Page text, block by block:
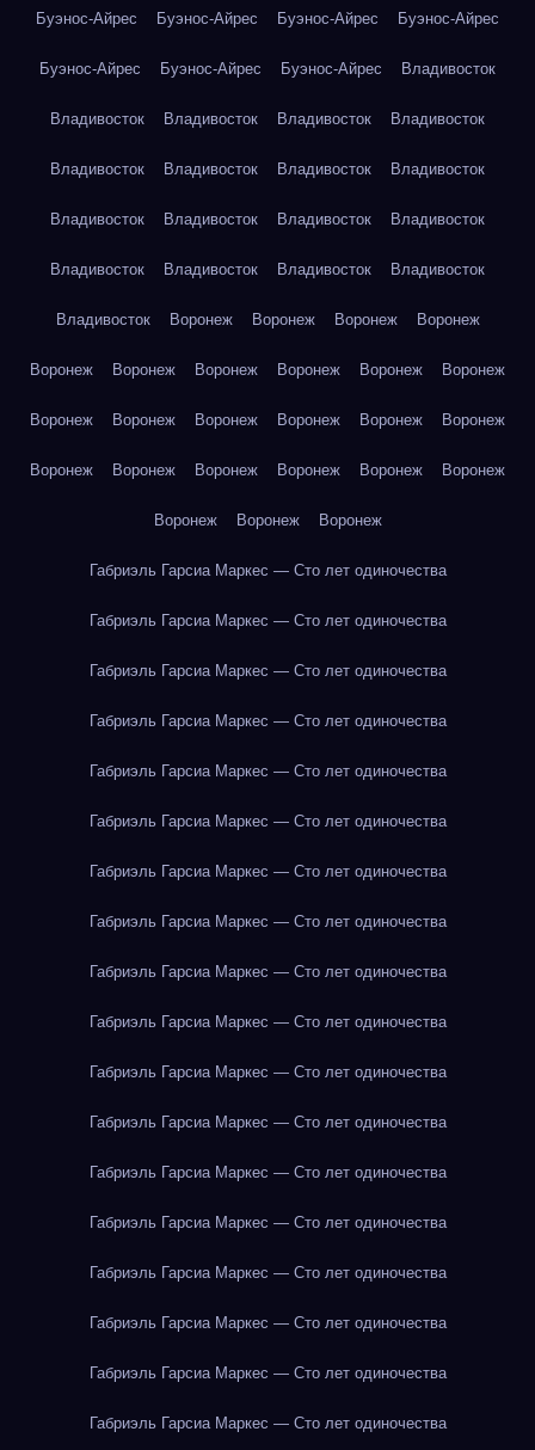
Буэнос-Айрес Буэнос-Айрес Буэнос-Айрес Буэнос-Айрес
Буэнос-Айрес Буэнос-Айрес Буэнос-Айрес Владивосток
Владивосток Владивосток Владивосток Владивосток
Владивосток Владивосток Владивосток Владивосток
Владивосток Владивосток Владивосток Владивосток
Владивосток Владивосток Владивосток Владивосток
Владивосток Воронеж Воронеж Воронеж Воронеж
Воронеж Воронеж Воронеж Воронеж Воронеж Воронеж
Воронеж Воронеж Воронеж Воронеж Воронеж Воронеж
Воронеж Воронеж Воронеж Воронеж Воронеж Воронеж
Воронеж Воронеж Воронеж
Габриэль Гарсиа Маркес — Сто лет одиночества
Габриэль Гарсиа Маркес — Сто лет одиночества
Габриэль Гарсиа Маркес — Сто лет одиночества
Габриэль Гарсиа Маркес — Сто лет одиночества
Габриэль Гарсиа Маркес — Сто лет одиночества
Габриэль Гарсиа Маркес — Сто лет одиночества
Габриэль Гарсиа Маркес — Сто лет одиночества
Габриэль Гарсиа Маркес — Сто лет одиночества
Габриэль Гарсиа Маркес — Сто лет одиночества
Габриэль Гарсиа Маркес — Сто лет одиночества
Габриэль Гарсиа Маркес — Сто лет одиночества
Габриэль Гарсиа Маркес — Сто лет одиночества
Габриэль Гарсиа Маркес — Сто лет одиночества
Габриэль Гарсиа Маркес — Сто лет одиночества
Габриэль Гарсиа Маркес — Сто лет одиночества
Габриэль Гарсиа Маркес — Сто лет одиночества
Габриэль Гарсиа Маркес — Сто лет одиночества
Габриэль Гарсиа Маркес — Сто лет одиночества